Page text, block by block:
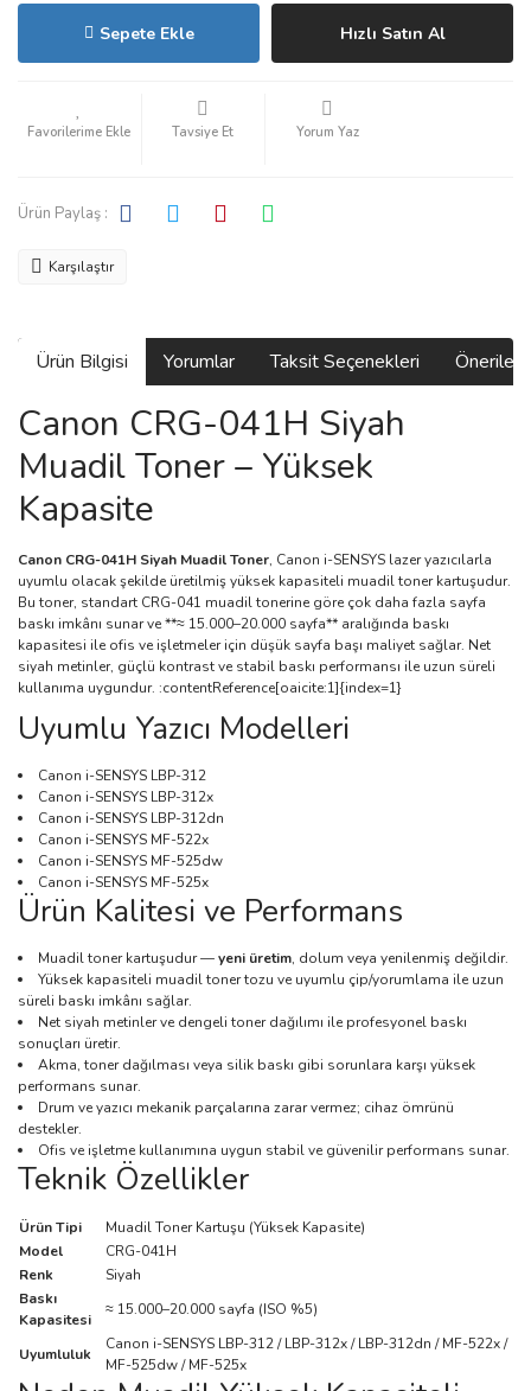
Sepete Ekle Hızlı Satın Al
Tavsiye Et Yorum Yaz
Ürün Paylaş :
Karşılaştır
Ürün Bilgisi Yorumlar Taksit Seçenekleri
Canon CRG-041H Siyah
Muadil Toner – Yüksek
Kapasite
Canon CRG-041H Siyah Muadil Toner, Canon i-SENSYS lazer yazıcılarla
uyumlu olacak şekilde üretilmiş yüksek kapasiteli muadil toner kartuşudur.
Bu toner, standart CRG-041 muadil tonerine göre çok daha fazla sayfa
baskı imkânı sunar ve **≈ 15.000–20.000 sayfa** aralığında baskı
kapasitesi ile ofis ve işletmeler için düşük sayfa başı maliyet sağlar. Net
siyah metinler, güçlü kontrast ve stabil baskı performansı ile uzun süreli
kullanıma uygundur. :contentReference[oaicite:1]{index=1}
Uyumlu Yazıcı Modelleri
Canon i-SENSYS LBP-312
Canon i-SENSYS LBP-312x
Canon i-SENSYS LBP-312dn
Canon i-SENSYS MF-522x
Canon i-SENSYS MF-525dw
Canon i-SENSYS MF-525x
Ürün Kalitesi ve Performans
Muadil toner kartuşudur —yeni üretim, dolum veya yenilenmiş değildir.
Yüksek kapasiteli muadil toner tozu ve uyumlu çip/yorumlama ile uzun
süreli baskı imkânı sağlar.
Net siyah metinler ve dengeli toner dağılımı ile profesyonel baskı
sonuçları üretir.
Akma, toner dağılması veya silik baskı gibi sorunlara karşı yüksek
performans sunar.
Drum ve yazıcı mekanik parçalarına zarar vermez; cihaz ömrünü
destekler.
Ofis ve işletme kullanımına uygun stabil ve güvenilir performans sunar.
Teknik Özellikler
Ürün Tipi
Muadil Toner Kartuşu (Yüksek Kapasite)
Model
CRG-041H
Renk
Siyah
Baskı
Kapasitesi
≈ 15.000–20.000 sayfa (ISO %5)
Uyumluluk
Canon i-SENSYS LBP-312 / LBP-312x / LBP-312dn / MF-522x /
MF-525dw / MF-525x